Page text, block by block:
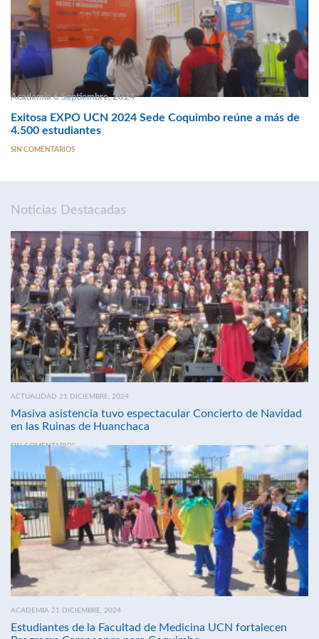
Academia 6 Septiembre, 2024
Exitosa EXPO UCN 2024 Sede Coquimbo reúne a más de
4.500 estudiantes
SIN COMENTARIOS
Noticias Destacadas
ACTUALIDAD 21 DICIEMBRE, 2024
Masiva asistencia tuvo espectacular Concierto de Navidad
en las Ruinas de Huanchaca
SIN COMENTARIOS
ACADEMIA 21 DICIEMBRE, 2024
Estudiantes de la Facultad de Medicina UCN fortalecen